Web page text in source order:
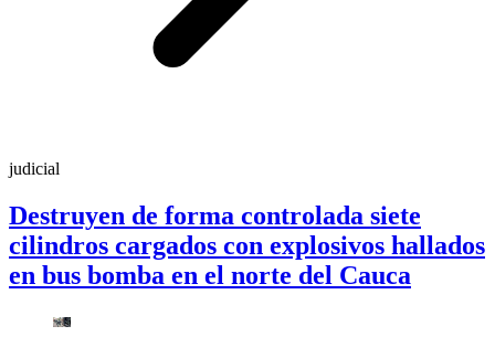
judicial
Destruyen de forma controlada siete
cilindros cargados con explosivos hallados
en bus bomba en el norte del Cauca